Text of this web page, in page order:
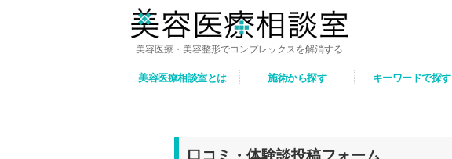
美容医療・美容整形でコンプレックスを解消する
美容医療相談室とは 施術から探す キーワードで探す
口コミ・体験談投稿フォーム